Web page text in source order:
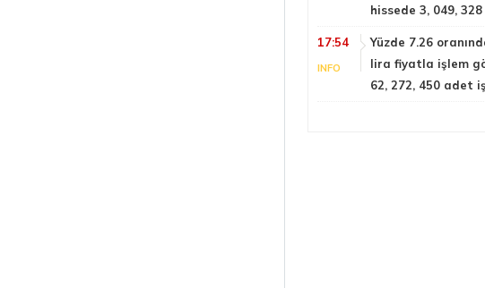
hissede 3, 049,
17:54
INFO
Yüzde 7.26
lira fiyatla işlem
62, 272, 450 adet